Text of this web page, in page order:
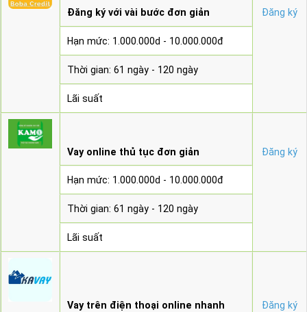
Đăng ký với vài bước đơn giản Đăng ký
Hạn mức: 1.000.000d - 10.000.000đ
Thời gian: 61 ngày - 120 ngày
Lãi suất
Vay online thủ tục đơn giản Đăng ký
Hạn mức: 1.000.000d - 10.000.000đ
Thời gian: 61 ngày - 120 ngày
Lãi suất
Vay trên điện thoại online nhanh
Đăng ký